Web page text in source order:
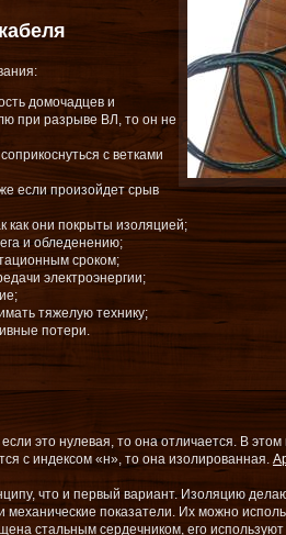
домочадцев и
при разрыве ВЛ, то он не
с ветками
если произойдет срыв
как они покрыты изоляцией;
и обледенению;
сроком;
электроэнергии;
тяжелую технику;
потери.
это нулевая, то она отличается. В этом
с индексом «н», то она изолированная.
что и первый вариант. Изоляцию
механические показатели. Их можно
стальным сердечником, его